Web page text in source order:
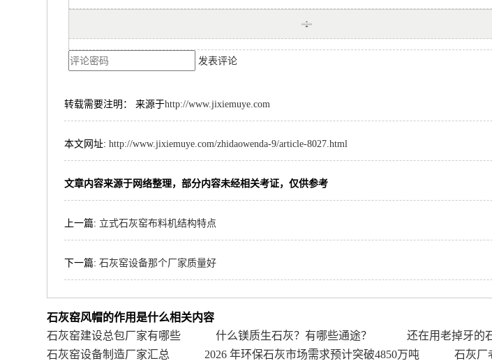
发表评论
转载需要注明： 来源于http://www.jixiemuye.com
本文网址:http://www.jixiemuye.com/zhidaowenda-9/article-8027.html
文章内容来源于网络整理，部分内容未经相关考证，仅供参考
上一篇: 立式石灰窑布料机结构特点
下一篇:石灰窑设备那个厂家质量好
石灰窑风帽的作用是什么相关内容
石灰窑建设总包厂家有哪些
什么镁质生石灰？有哪些通途？ 还在用老掉牙的
石灰窑设备制造厂家汇总
2026 年环保石灰市场需求预计突破4850万吨 石灰厂